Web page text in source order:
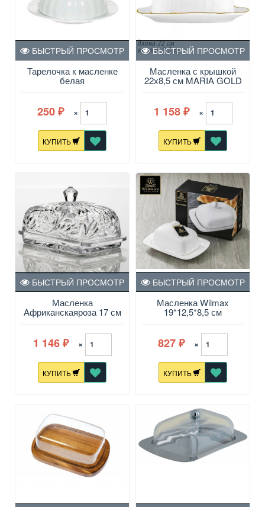
Тарелочка к масленке
белая
БЫСТРЫЙ ПРОСМОТР
250 ₽ ×
КУПИТЬ
Масленка с крышкой
22х8,5 см MARIA GOLD
БЫСТРЫЙ ПРОСМОТР
1 158 ₽ ×
КУПИТЬ
Масленка
Африканскаяроза 17 см
БЫСТРЫЙ ПРОСМОТР
1 146 ₽ ×
КУПИТЬ
Масленка Wilmax
19*12,5*8,5 см
БЫСТРЫЙ ПРОСМОТР
827 ₽ ×
КУПИТЬ